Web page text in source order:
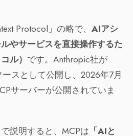
Protocol」の略で、 AIアシ
やサービスを直接操作するた
ル） です。Anthropic社が
スとして公開し、2026年7月
サーバーが公開されていま
説明すると、MCPは 「AIと